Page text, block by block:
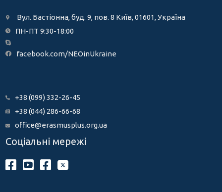
Вул. Бастіонна, буд. 9, пов. 8 Київ, 01601, Україна
ПН-ПТ 9:30-18:00
facebook.com/NEOinUkraine
+38 (099) 332-26-45
+38 (044) 286-66-68
office@erasmusplus.org.ua
Соціальні мережі